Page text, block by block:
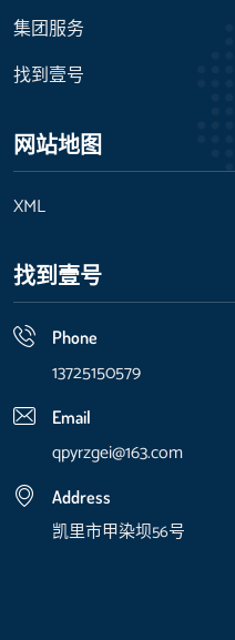
集团服务
找到壹号
网站地图
XML
找到壹号
Phone
13725150579
Email
qpyrzgei@163.com
Address
凯里市甲染坝56号